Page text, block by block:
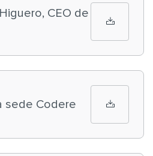
CEO de
sede Codere